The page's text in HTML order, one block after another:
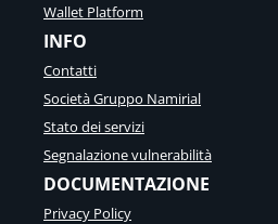
Wallet Platform
INFO
Contatti
Società Gruppo Namirial
Stato dei servizi
Segnalazione vulnerabilità
DOCUMENTAZIONE
Privacy Policy